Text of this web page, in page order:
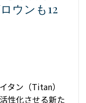
ウンも12
タン（Titan）
性化させる新た